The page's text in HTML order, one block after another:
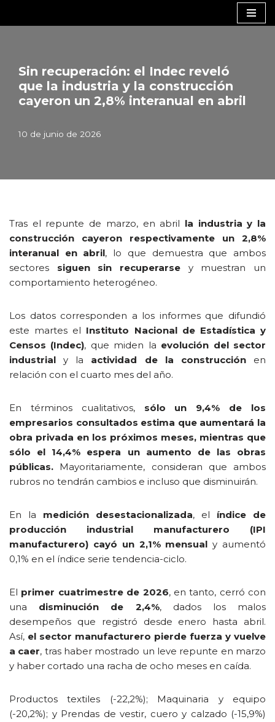
Sin recuperación: el Indec reveló
que la industria y la construcción
cayeron un 2,8% interanual en abril
10 de junio de 2026
Tras el repunte de marzo, en abril la industria y la
construcción cayeron respectivamente un 2,8%
interanual en abril, lo que demuestra que ambos
sectores siguen sin recuperarse y muestran un
comportamiento heterogéneo.
Los datos corresponden a los informes que difundió
este martes el Instituto Nacional de Estadística y
Censos (Indec), que miden la evolución del sector
industrial y la actividad de la construcción en
relación con el cuarto mes del año.
En términos cualitativos,sólo un 9,4% de los
empresarios consultados estima que aumentará la
obra privada en los próximos meses, mientras que
sólo el 14,4% espera un aumento de las obras
públicas. Mayoritariamente, consideran que ambos
rubros no tendrán cambios e incluso que disminuirán.
En la medición desestacionalizada, el índice de
producción industrial manufacturero (IPI
manufacturero) cayó un 2,1% mensual y aumentó
0,1% en el índice serie tendencia-ciclo.
El primer cuatrimestre de 2026, en tanto, cerró con
una disminución de 2,4%, dados los malos
desempeños que registró desde enero hasta abril.
Así, el sector manufacturero pierde fuerza y vuelve
a caer, tras haber mostrado un leve repunte en marzo
y haber cortado una racha de ocho meses en caída.
Productos textiles (-22,2%); Maquinaria y equipo
(-20,2%); y Prendas de vestir, cuero y calzado (-15,9%)